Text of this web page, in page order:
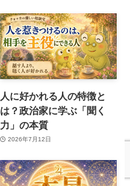
人に好かれる人の特徴と
は？政治家に学ぶ「聞く
力」の本質
2026年7月12日